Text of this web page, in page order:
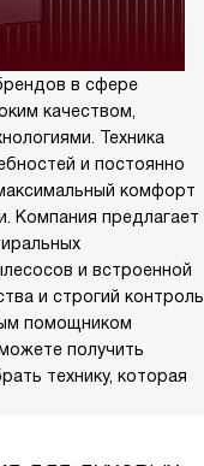
в сфере
качеством,
Техника
и постоянно
комфорт
Компания предлагает
и встроенной
и строгий контроль
помощником
получить
технику, которая